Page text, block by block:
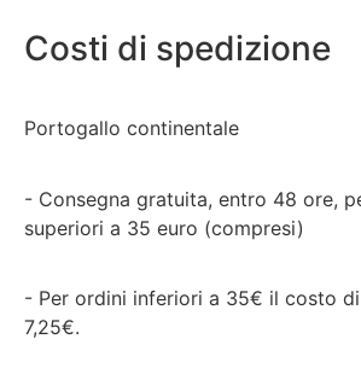
Costi di spedizione
Portogallo continentale
- Consegna gratuita, entro 48 ore,
superiori a 35 euro (compresi)
- Per ordini inferiori a 35€ il costo
7,25€.